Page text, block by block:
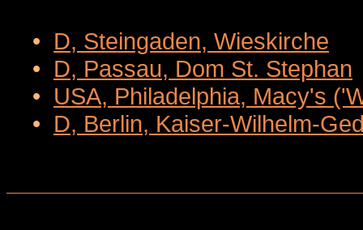
• D, Steingaden, Wieskirche
• D, Passau, Dom St. Stephan
• USA, Philadelphia, Macy's
• D, Berlin, Kaiser-Wilhelm-